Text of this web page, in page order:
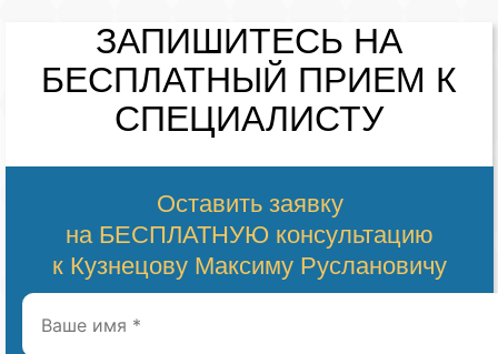
ЗАПИШИТЕСЬ НА
БЕСПЛАТНЫЙ ПРИЕМ К
СПЕЦИАЛИСТУ
Оставить заявку
на БЕСПЛАТНУЮ консультацию
к Кузнецову Максиму Руслановичу